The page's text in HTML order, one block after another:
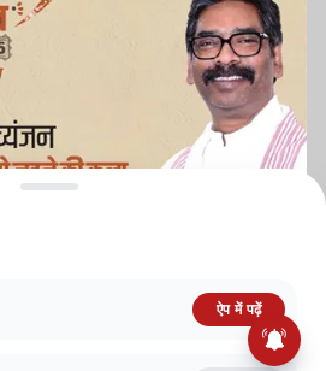
TERMS AND CONDITIONS
ऐप में पढ़ें
Entertainment News: नानी की